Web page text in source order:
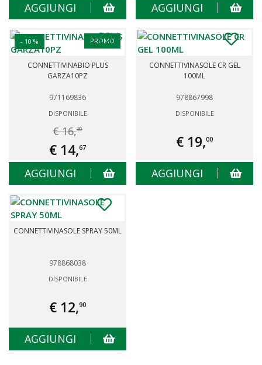
AGGIUNGI AGGIUNGI
- 10 % PROMO
CONNETTIVINABIO PLUS
GARZA10PZ
971169836
DISPONIBILE
€ 16,30
€ 14,67
AGGIUNGI
CONNETTIVINASOLE CR GEL
100ML
978867998
DISPONIBILE
€ 19,00
AGGIUNGI
CONNETTIVINASOLE SPRAY 50ML
978868038
DISPONIBILE
€ 12,90
AGGIUNGI